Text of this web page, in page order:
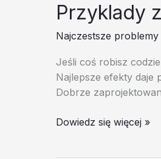
Przyklady
Najczestsze
Jeśli coś robisz
Najlepsze efekty daje
Dobrze
Przyklady
Dowiedz się więcej »